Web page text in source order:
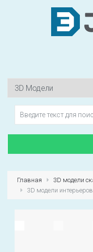
Первый
Главная 3D модели
3D модели интерьеров